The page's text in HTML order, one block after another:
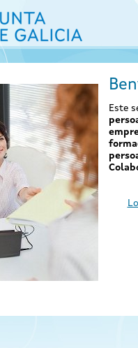
Este